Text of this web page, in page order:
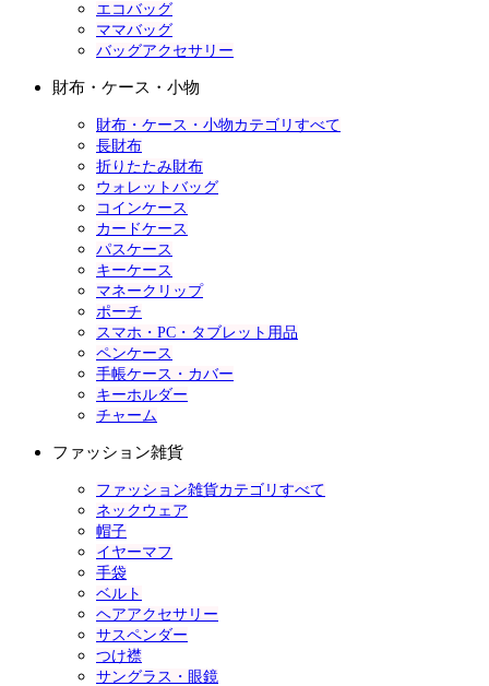
エコバッグ
ママバッグ
バッグアクセサリー
財布・ケース・小物
財布・ケース・小物カテゴリすべて
長財布
折りたたみ財布
ウォレットバッグ
コインケース
カードケース
パスケース
キーケース
マネークリップ
ポーチ
スマホ・PC・タブレット用品
ペンケース
手帳ケース・カバー
キーホルダー
チャーム
ファッション雑貨
ファッション雑貨カテゴリすべて
ネックウェア
帽子
イヤーマフ
手袋
ベルト
ヘアアクセサリー
サスペンダー
つけ襟
サングラス・眼鏡